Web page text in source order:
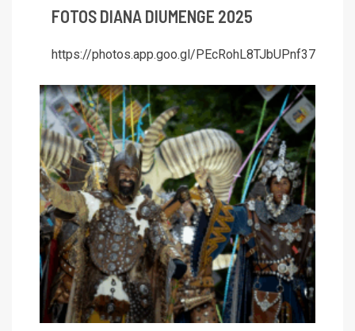
FOTOS DIANA DIUMENGE 2025
https://photos.app.goo.gl/PEcRohL8TJbUPnf37